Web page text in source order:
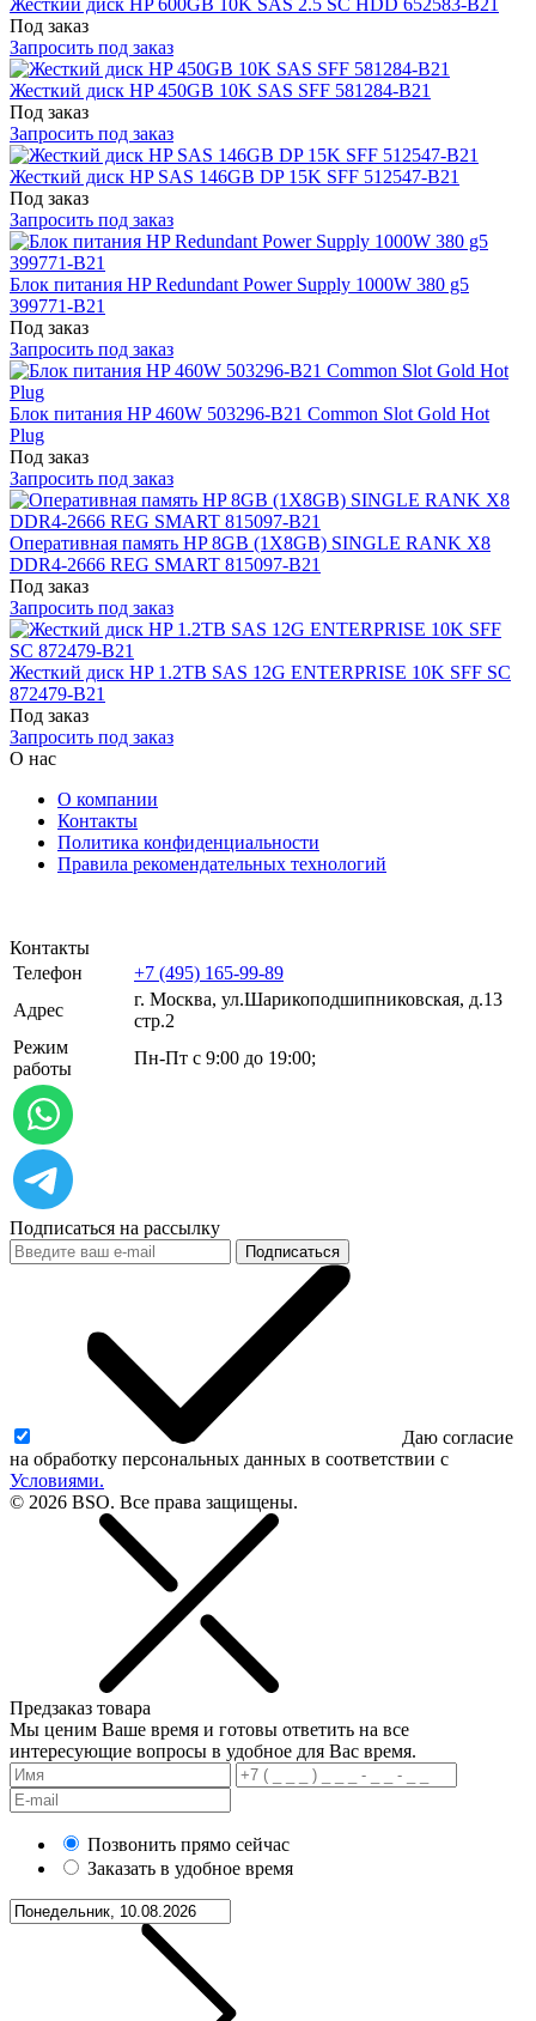
Под заказ
Запросить под заказ
Жесткий диск HP 450GB 10K SAS SFF 581284-B21
Под заказ
Запросить под заказ
Жесткий диск HP SAS 146GB DP 15K SFF 512547-B21
Под заказ
Запросить под заказ
Блок питания HP Redundant Power Supply 1000W 380 g5
399771-B21
Под заказ
Запросить под заказ
Блок питания HP 460W 503296-B21 Common Slot Gold Hot
Plug
Под заказ
Запросить под заказ
Оперативная память HP 8GB (1X8GB) SINGLE RANK X8
DDR4-2666 REG SMART 815097-B21
Под заказ
Запросить под заказ
Жесткий диск HP 1.2TB SAS 12G ENTERPRISE 10K SFF SC
872479-B21
Под заказ
Запросить под заказ
О нас
О компании
Контакты
Политика конфиденциальности
Правила рекомендательных технологий
Контакты
Телефон
+7 (495) 165-99-89
Адрес
г. Москва, ул.​​Шарикоподшипниковская, д.13
стр.2
Режим
работы
Пн-Пт с 9:00 до 19:00;
Подписаться на рассылку
Подписаться
Даю согласие
на обработку персональных данных в соответствии с
Условиями.
© 2026 BSO. Все права защищены.
Предзаказ товара
Мы ценим Ваше время и готовы ответить на все
интересующие вопросы в удобное для Вас время.
Позвонить прямо сейчас
Заказать в удобное время